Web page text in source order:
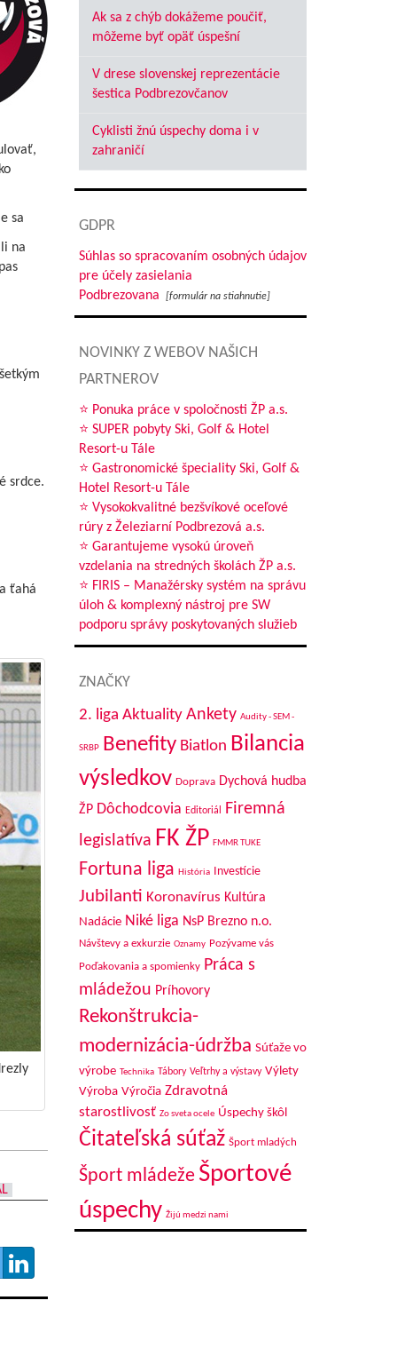
sa
na
srdce.
ťahá
Ak sa z chýb dokážeme poučiť,
môžeme byť opäť úspešní
V drese slovenskej reprezentácie
šestica Podbrezovčanov
Cyklisti žnú úspechy doma i v
zahraničí
GDPR
Súhlas so spracovaním osobných údajov
pre účely zasielania
Podbrezovana
[formulár na stiahnutie]
NOVINKY Z WEBOV NAŠICH
PARTNEROV
⭐ Ponuka práce v spoločnosti ŽP a.s.
⭐ SUPER pobyty Ski, Golf & Hotel
Resort-u Tále
⭐ Gastronomické špeciality Ski, Golf &
Hotel Resort-u Tále
⭐ Vysokokvalitné bezšvíkové oceľové
rúry z Železiarní Podbrezová a.s.
⭐ Garantujeme vysokú úroveň
vzdelania na stredných školách ŽP a.s.
⭐ FIRIS – Manažérsky systém na správu
úloh & komplexný nástroj pre SW
podporu správy poskytovaných služieb
ZNAČKY
2. liga Aktuality Ankety Audity - SEM -
SRBP Benefity Biatlon Bilancia
výsledkov Doprava Dychová hudba
ŽP Dôchodcovia Editoriál
Firemná
legislatíva FK ŽP FMMR TUKE
Fortuna liga História Investície
Jubilanti Koronavírus Kultúra
Nadácie Niké liga NsP Brezno n.o.
Návštevy a exkurzie Oznamy Pozývame vás
Poďakovania a spomienky Práca s
mládežou Príhovory
Rekonštrukcia-
modernizácia-údržba Súťaže vo
výrobe Technika Tábory Veľtrhy a výstavy Výlety
Výroba Výročia Zdravotná
starostlivosť Zo sveta ocele Úspechy škôl
Čitateľská súťaž Šport mladých
Šport mládeže Športové
úspechy Žijú medzi nami